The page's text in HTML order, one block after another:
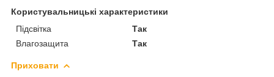
Користувальницькі характеристики
Підсвітка
Так
Влагозащита
Так
Приховати